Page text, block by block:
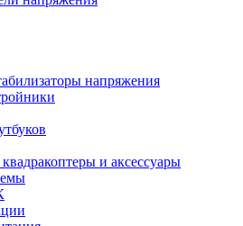
напряжения
и аксессуары